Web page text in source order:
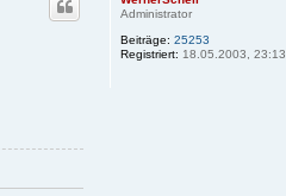
Administrator
Beiträge: 25253
Registriert: 18.05.2003, 23:13